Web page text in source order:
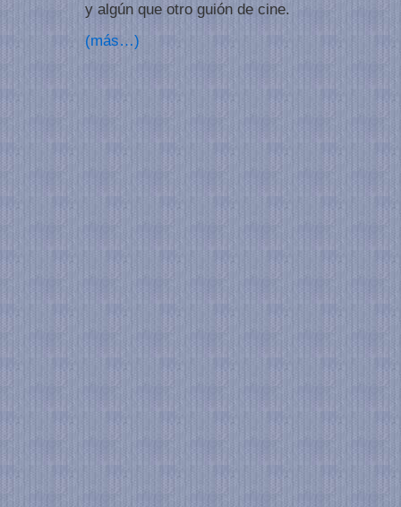
y algún que otro guión de cine.
(más…)